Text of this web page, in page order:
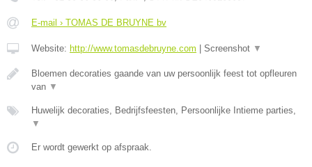
E-mail › TOMAS DE BRUYNE bv
Website: http://www.tomasdebruyne.com Screenshot ▼
Bloemen decoraties gaande van uw persoonlijk feest tot opfleuren
van ▼
Huwelijk decoraties, Bedrijfsfeesten, Persoonlijke Intieme parties,
▼
Er wordt gewerkt op afspraak.